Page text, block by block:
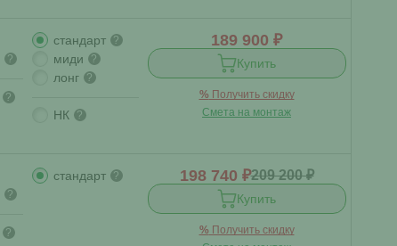
?
?
стандарт ?
миди ?
лонг ?
НК ?
189 900 ₽
Купить
% Получить скидку
Смета на монтаж
?
?
стандарт ? 198 740 ₽209 200 ₽
Купить
% Получить скидку